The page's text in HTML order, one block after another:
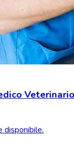
disponibile.